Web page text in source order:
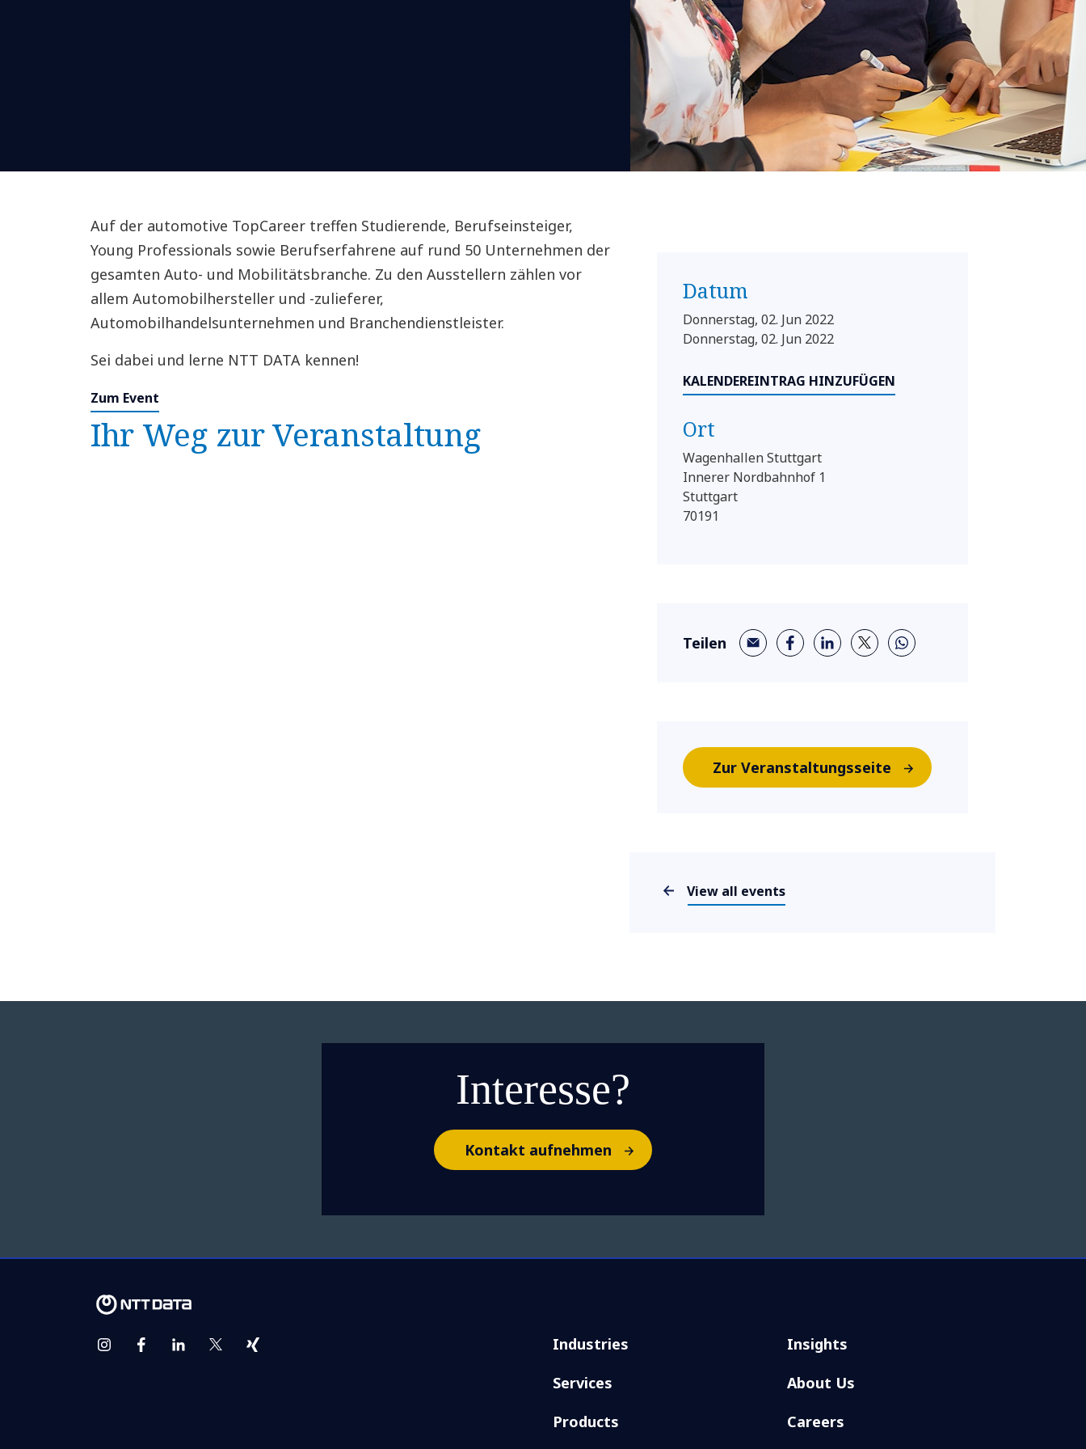
Auf der automotive TopCareer treffen Studierende, Berufseinsteiger,
Young Professionals sowie Berufserfahrene auf rund 50 Unternehmen der
gesamten Auto- und Mobilitätsbranche. Zu den Ausstellern zählen vor
allem Automobilhersteller und -zulieferer,
Automobilhandelsunternehmen und Branchendienstleister.
Sei dabei und lerne NTT DATA kennen!
Zum Event
Ihr Weg zur Veranstaltung
Datum
Donnerstag, 02. Jun 2022
Donnerstag, 02. Jun 2022
KALENDEREINTRAG HINZUFÜGEN
Ort
Wagenhallen Stuttgart
Innerer Nordbahnhof 1
Stuttgart
70191
Teilen
Zur Veranstaltungsseite
View all events
Interesse?
Kontakt aufnehmen
Industries
Services
Products
Insights
About Us
Careers